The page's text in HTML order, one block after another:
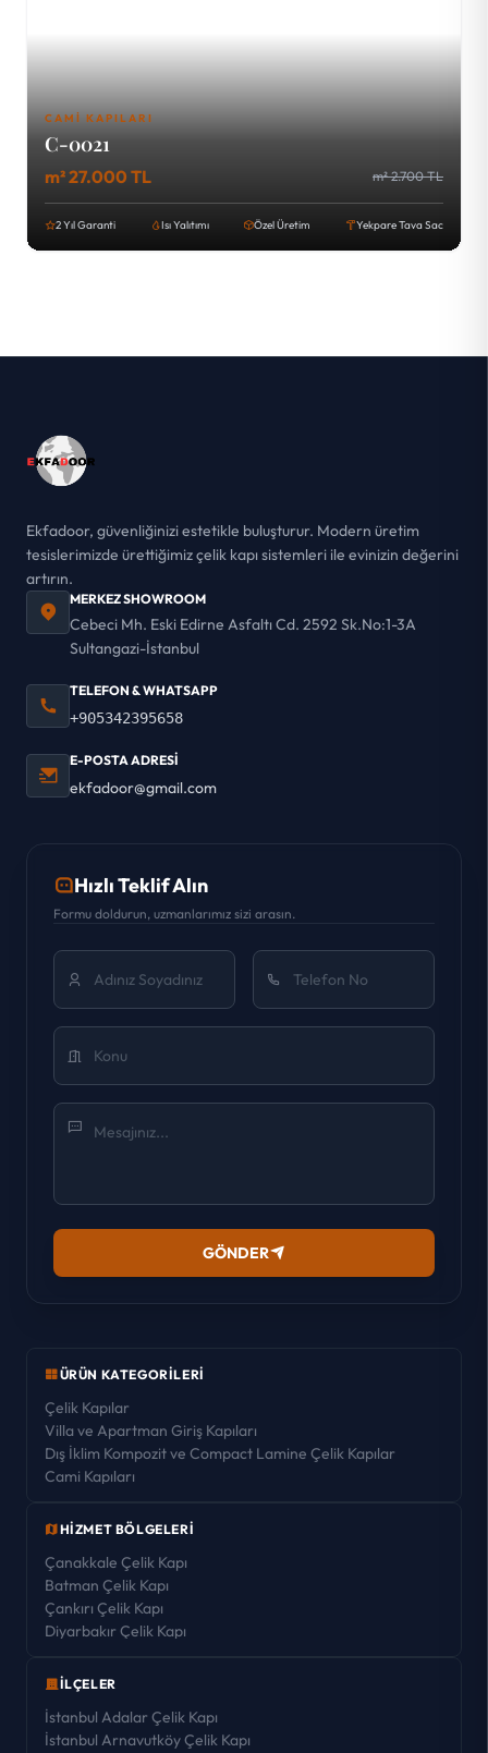
CAMI KAPILARI
C-0021
m² 27.000 TL m² 2.700 TL
2 Yıl Garanti Isı Yalıtımı Özel Üretim Yekpare Tava Sac
Ekfadoor, güvenliğinizi estetikle buluşturur. Modern üretim
tesislerimizde ürettiğimiz çelik kapı sistemleri ile evinizin değerini
artırın.
MERKEZ SHOWROOM
Cebeci Mh. Eski Edirne Asfaltı Cd. 2592 Sk.No:1-3A
Sultangazi-İstanbul
TELEFON & WHATSAPP
+905342395658
E-POSTA ADRESI
ekfadoor@gmail.com
Hızlı Teklif Alın
Formu doldurun, uzmanlarımız sizi arasın.
GÖNDER
ÜRÜN KATEGORILERI
Çelik Kapılar
Villa ve Apartman Giriş Kapıları
Dış İklim Kompozit ve Compact Lamine Çelik Kapılar
Cami Kapıları
Yangın Kapıları
HIZMET BÖLGELERI
Çanakkale Çelik Kapı
Batman Çelik Kapı
Çankırı Çelik Kapı
Diyarbakır Çelik Kapı
Denizli Çelik Kapı
Erzincan Çelik Kapı
Eskişehir Çelik Kapı
İLÇELER
İstanbul Adalar Çelik Kapı
İstanbul Arnavutköy Çelik Kapı